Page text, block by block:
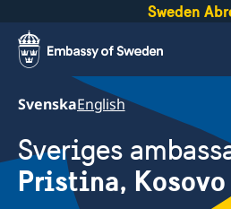
Sweden
SvenskaEnglish
Sveriges
Pristina, Kosovo